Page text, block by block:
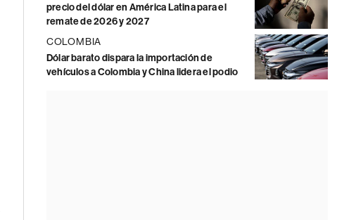
precio del dólar en América Latina para el
remate de 2026 y 2027
COLOMBIA
Dólar barato dispara la importación de
vehículos a Colombia y China lidera el podio